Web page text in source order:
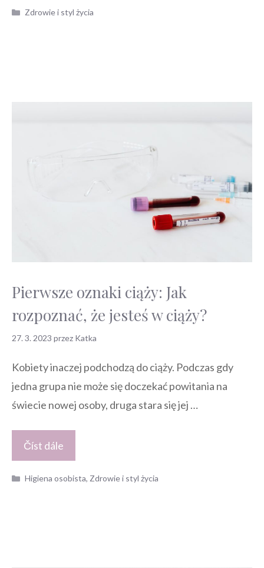
Kategorie
Zdrowie i styl życia
Pierwsze oznaki ciąży: Jak
rozpoznać, że jesteś w ciąży?
27. 3. 2023 przez Katka
Kobiety inaczej podchodzą do ciąży. Podczas gdy
jedna grupa nie może się doczekać powitania na
świecie nowej osoby, druga stara się jej …
Číst dále
Kategorie
Higiena osobista, Zdrowie i styl życia